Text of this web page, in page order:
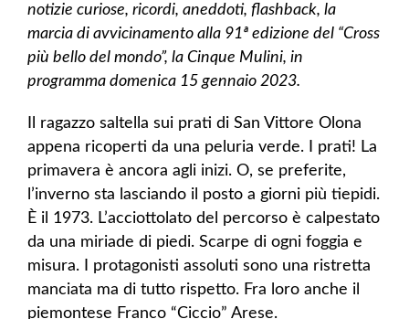
notizie curiose, ricordi, aneddoti, flashback, la
marcia di avvicinamento alla 91ª edizione del “Cross
più bello del mondo”, la Cinque Mulini, in
programma domenica 15 gennaio 2023.
Il ragazzo saltella sui prati di San Vittore Olona
appena ricoperti da una peluria verde. I prati! La
primavera è ancora agli inizi. O, se preferite,
l’inverno sta lasciando il posto a giorni più tiepidi.
È il 1973. L’acciottolato del percorso è calpestato
da una miriade di piedi. Scarpe di ogni foggia e
misura. I protagonisti assoluti sono una ristretta
manciata ma di tutto rispetto. Fra loro anche il
piemontese Franco “Ciccio” Arese.